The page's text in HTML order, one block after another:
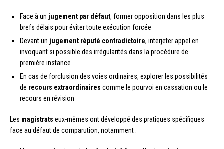
Face à un jugement par défaut, former opposition dans les plus
brefs délais pour éviter toute exécution forcée
Devant un jugement réputé contradictoire, interjeter appel en
invoquant si possible des irrégularités dans la procédure de
première instance
En cas de forclusion des voies ordinaires, explorer les possibilités
de recours extraordinaires comme le pourvoi en cassation ou le
recours en révision
Les magistrats eux-mêmes ont développé des pratiques spécifiques
face au défaut de comparution, notamment :